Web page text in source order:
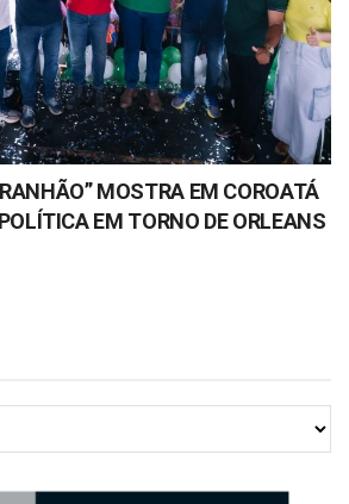
MOSTRA EM COROATÁ
EM TORNO DE ORLEANS